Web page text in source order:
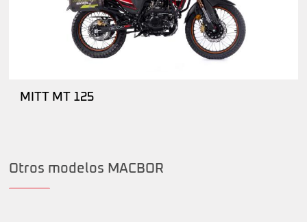
MITT MT 125
Otros modelos MACBOR